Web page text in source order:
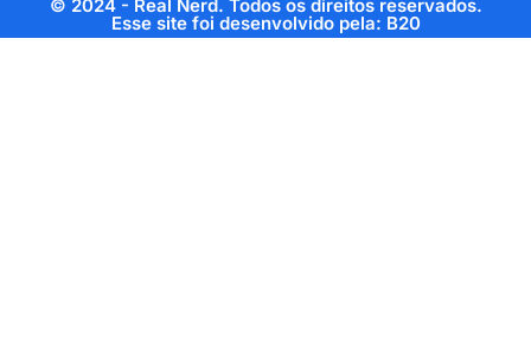
© 2024 - Real Nerd. Todos os direitos reservados.
Esse site foi desenvolvido pela: B20